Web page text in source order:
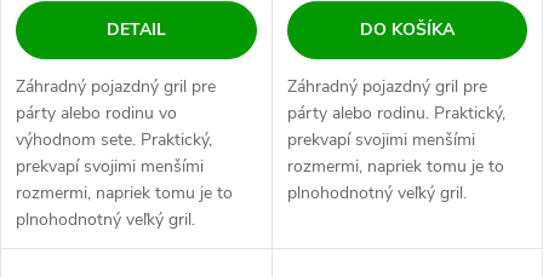
DETAIL
Záhradný pojazdný gril pre
párty alebo rodinu vo
výhodnom sete. Praktický,
prekvapí svojimi menšími
rozmermi, napriek tomu je to
plnohodnotný veľký gril.
DO KOŠÍKA
Záhradný pojazdný gril pre
párty alebo rodinu. Praktický,
prekvapí svojimi menšími
rozmermi, napriek tomu je to
plnohodnotný veľký gril.